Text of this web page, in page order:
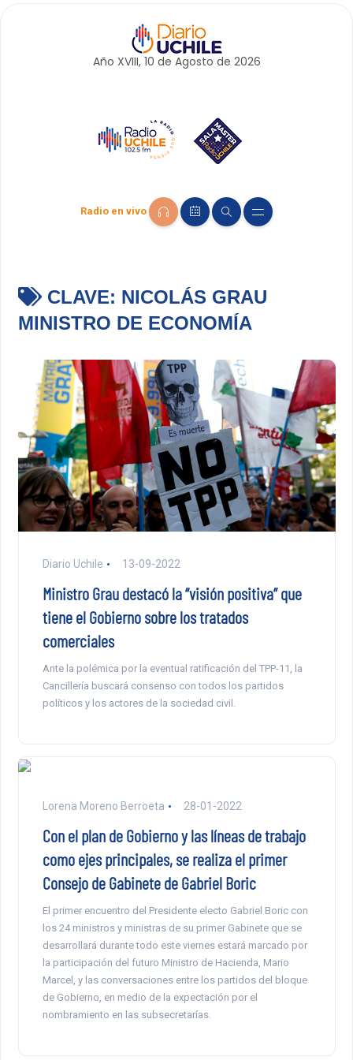
Año XVIII, 10 de Agosto de 2026
Radio en vivo
CLAVE: NICOLÁS GRAU
MINISTRO DE ECONOMÍA
Diario Uchile 13-09-2022
Ministro Grau destacó la “visión positiva” que
tiene el Gobierno sobre los tratados
comerciales
Ante la polémica por la eventual ratificación del TPP-11, la
Cancillería buscará consenso con todos los partidos
políticos y los actores de la sociedad civil.
Lorena Moreno Berroeta 28-01-2022
Con el plan de Gobierno y las líneas de trabajo
como ejes principales, se realiza el primer
Consejo de Gabinete de Gabriel Boric
El primer encuentro del Presidente electo Gabriel Boric con
los 24 ministros y ministras de su primer Gabinete que se
desarrollará durante todo este viernes estará marcado por
la participación del futuro Ministro de Hacienda, Mario
Marcel, y las conversaciones entre los partidos del bloque
de Gobierno, en medio de la expectación por el
nombramiento en las subsecretarías.